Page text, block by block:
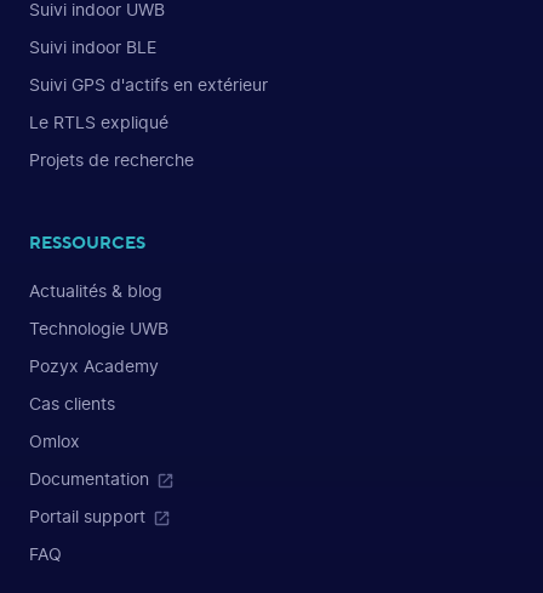
Suivi indoor UWB
Suivi indoor BLE
Suivi GPS d'actifs en extérieur
Le RTLS expliqué
Projets de recherche
RESSOURCES
Actualités & blog
Technologie UWB
Pozyx Academy
Cas clients
Omlox
Documentation
Portail support
FAQ